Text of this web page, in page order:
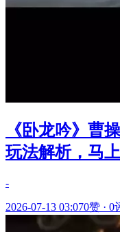
《卧龙吟》曹
玩法解析，马
-
2026-07-13 03:070赞 · 0